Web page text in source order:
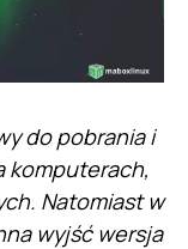
do pobrania i
komputerach,
Natomiast w
wyjść wersja